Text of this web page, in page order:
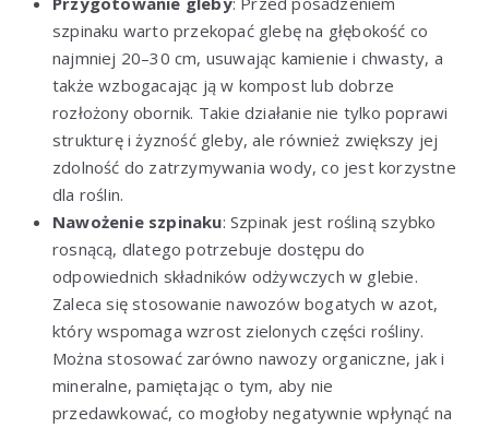
szpinaku warto przekopać glebę na głębokość co
najmniej 20–30 cm, usuwając kamienie i chwasty, a
także wzbogacając ją w kompost lub dobrze
rozłożony obornik. Takie działanie nie tylko poprawi
strukturę i żyzność gleby, ale również zwiększy jej
zdolność do zatrzymywania wody, co jest korzystne
dla roślin.
Nawożenie szpinaku: Szpinak jest rośliną szybko
rosnącą, dlatego potrzebuje dostępu do
odpowiednich składników odżywczych w glebie.
Zaleca się stosowanie nawozów bogatych w azot,
który wspomaga wzrost zielonych części rośliny.
Można stosować zarówno nawozy organiczne, jak i
mineralne, pamiętając o tym, aby nie
przedawkować, co mogłoby negatywnie wpłynąć na